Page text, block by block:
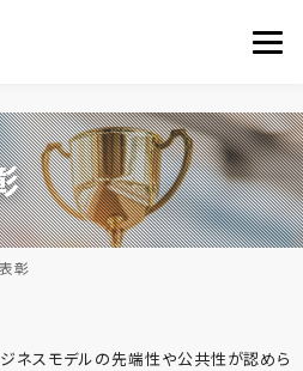
彰
ネスモデルの先端性や公共性が認めら